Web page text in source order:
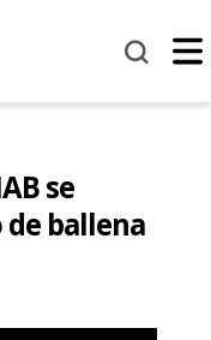
se
ballena